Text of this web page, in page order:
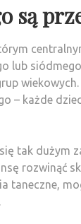
są
lub
wiekowych.
– każde
tak dużym
rozwinąć
taneczne,